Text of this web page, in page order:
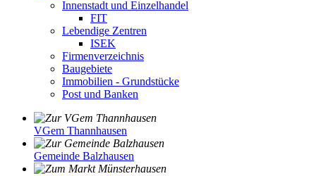
Innenstadt und Einzelhandel
FIT
Lebendige Zentren
ISEK
Firmenverzeichnis
Baugebiete
Immobilien - Grundstücke
Post und Banken
VGem Thannhausen
Gemeinde Balzhausen